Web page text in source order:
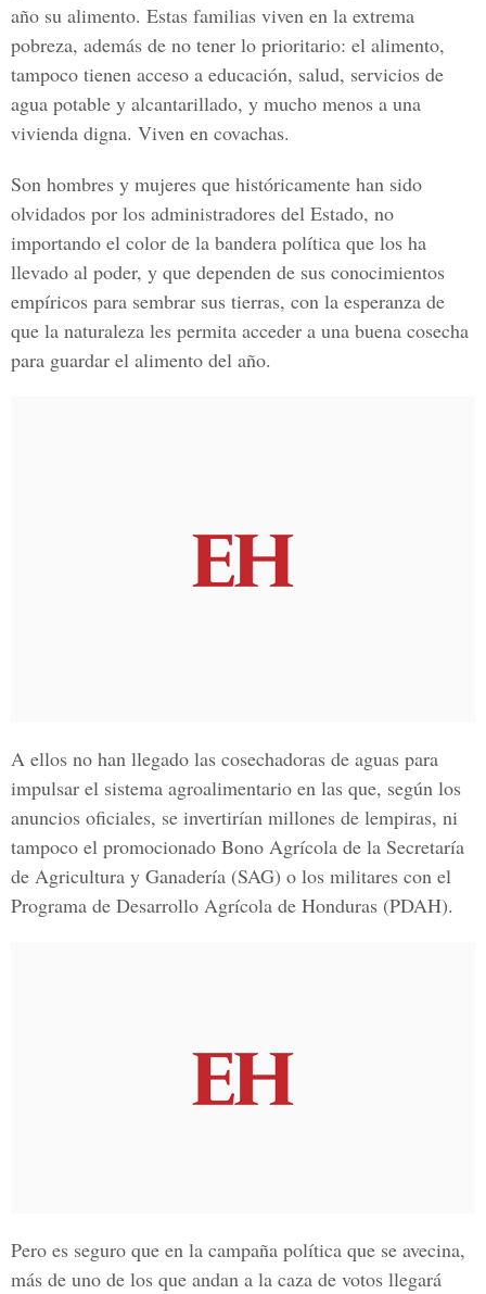
año su alimento. Estas familias viven en la extrema
pobreza, además de no tener lo prioritario: el alimento,
tampoco tienen acceso a educación, salud, servicios de
agua potable y alcantarillado, y mucho menos a una
vivienda digna. Viven en covachas.
Son hombres y mujeres que históricamente han sido
olvidados por los administradores del Estado, no
importando el color de la bandera política que los ha
llevado al poder, y que dependen de sus conocimientos
empíricos para sembrar sus tierras, con la esperanza de
que la naturaleza les permita acceder a una buena cosecha
para guardar el alimento del año.
A ellos no han llegado las cosechadoras de aguas para
impulsar el sistema agroalimentario en las que, según los
anuncios oficiales, se invertirían millones de lempiras, ni
tampoco el promocionado Bono Agrícola de la Secretaría
de Agricultura y Ganadería (SAG) o los militares con el
Programa de Desarrollo Agrícola de Honduras (PDAH).
Pero es seguro que en la campaña política que se avecina,
más de uno de los que andan a la caza de votos llegará